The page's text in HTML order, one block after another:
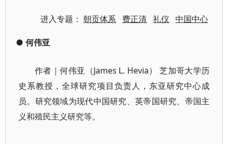
进入专题：朝贡体系 费正清 礼仪 中国中心
● 何伟亚
作者｜何伟亚（James L. Hevia） 芝加哥大学历
史系教授，全球研究项目负责人，东亚研究中心成
员。研究领域为现代中国研究、英帝国研究、帝国主
义和殖民主义研究等。